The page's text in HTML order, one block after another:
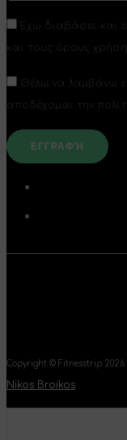
Έχω διαβάσει και
και τους όρους χρήσης
Θέλω να λαμβάνω
αποδέχομαι την
Copyright © Fitnesstrip 2026
Nikos Broikos